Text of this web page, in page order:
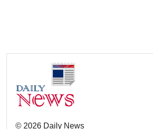
© 2026 Daily News